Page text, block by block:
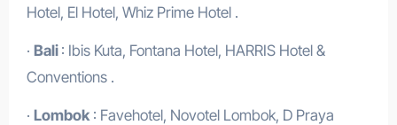
Hotel, El Hotel, Whiz Prime Hotel .
· Bali : Ibis Kuta, Fontana Hotel, HARRIS Hotel &
Conventions .
· Lombok: Favehotel, Novotel Lombok, D Praya